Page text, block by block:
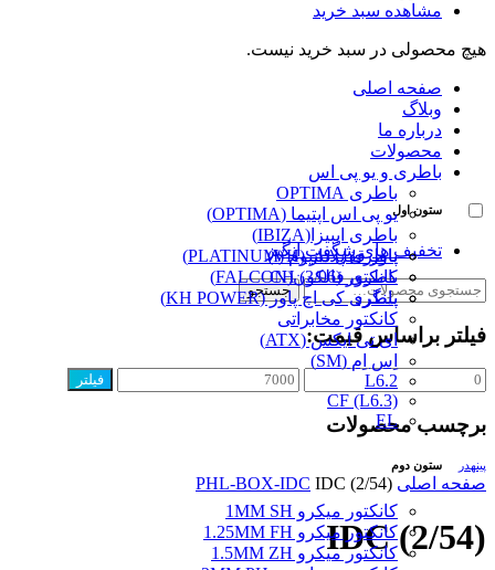
مشاهده سبد خرید
هیچ محصولی در سبد خرید نیست.
صفحه اصلی
وبلاگ
درباره ما
محصولات
ستون اول
پاور قفل دار (VH)
کانکتور (3/96) CH
پینگرد
کانکتور مخابراتی
ای تی ایکس (ATX)
اِس اِم (SM)
L6.2
CF (L6.3)
EL
ستون دوم
کانکتور میکرو 1MM SH
کانکتور میکرو 1.25MM FH
کانکتور میکرو 1.5MM ZH
باطری و یو پی اس
باطری OPTIMA
یو پی اس اپتیما (OPTIMA)
باطری ایبیزا(IBIZA)
باطری پلاتینیوم (PLATINUM)
باطری فالکون(FALCON)
باطری کی اچ پاور (KH POWER)
تخفیف های شگفت انگیز
جستجو
برای:
جستجو
فیلتر براساس قیمت:
حداقل
قیمت
حداکثر
قیمت
فیلتر
برچسب محصولات
پینهدر
صفحه اصلی PHL-BOX-IDC IDC (2/54)
IDC (2/54)